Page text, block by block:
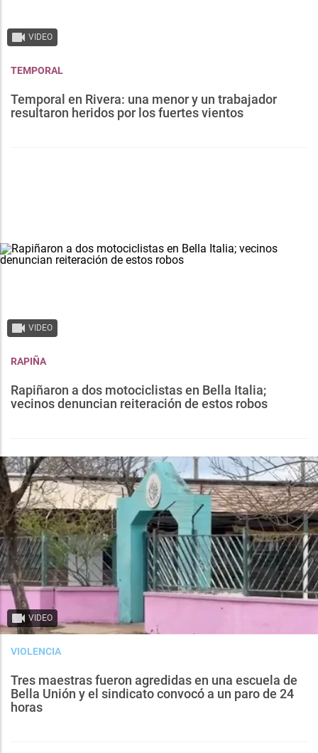
VIDEO
TEMPORAL
Temporal en Rivera: una menor y un trabajador
resultaron heridos por los fuertes vientos
VIDEO
RAPIÑA
Rapiñaron a dos motociclistas en Bella Italia;
vecinos denuncian reiteración de estos robos
VIDEO
VIOLENCIA
Tres maestras fueron agredidas en una escuela de
Bella Unión y el sindicato convocó a un paro de 24
horas